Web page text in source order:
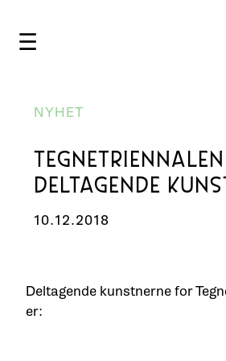
☰
NYHET
DELTAGENDE
10.12.2018
Deltagende kunstnerne for
er: